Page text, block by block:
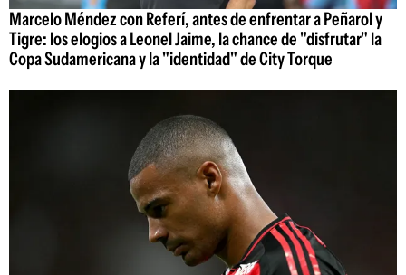
Marcelo Méndez con Referí, antes de enfrentar a Peñarol y
Tigre: los elogios a Leonel Jaime, la chance de "disfrutar" la
Copa Sudamericana y la "identidad" de City Torque